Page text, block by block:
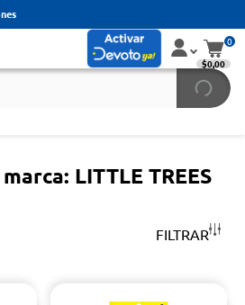
0
$0,00
LITTLE TREES
FILTRAR